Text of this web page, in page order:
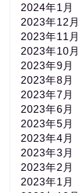
2024年1月
2023年12月
2023年11月
2023年10月
2023年9月
2023年8月
2023年7月
2023年6月
2023年5月
2023年4月
2023年3月
2023年2月
2023年1月